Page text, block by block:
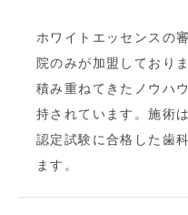
ホワイトエッセンスの
院のみが加盟しており
積み重ねてきたノウハ
持されています。施術
認定試験に合格した歯
ます。